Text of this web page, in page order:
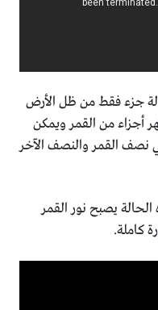
جزء فقط من ظل الأرض
أجزاء من القمر ويمكن
نصف القمر والنصف الآخر
يصبح نور القمر
كاملة.